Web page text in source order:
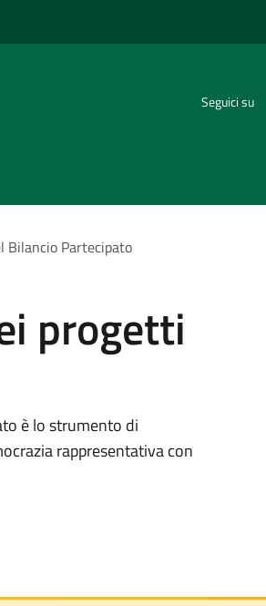
Seguici su
Bilancio Partecipato
progetti
è lo strumento di
rappresentativa con